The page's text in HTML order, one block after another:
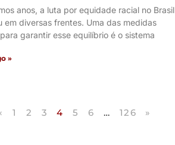
anos, a luta por equidade racial no Brasil
em diversas frentes. Uma das medidas
garantir esse equilíbrio é o sistema
»
1 2 3 4 5 6 … 126 »